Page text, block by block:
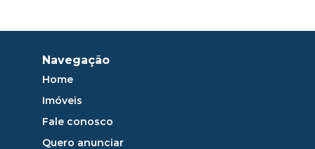
Navegação
Home
Imóveis
Fale conosco
Quero anunciar